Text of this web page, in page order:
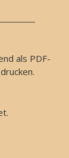
als PDF-